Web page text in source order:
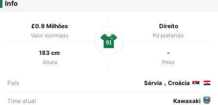
Info
£0.9 Milhões
Valor estimado
Direito
Pé preferido
183 cm
Altura
-
Peso
91
País Sérvia，Croácia
Time atual Kawasaki